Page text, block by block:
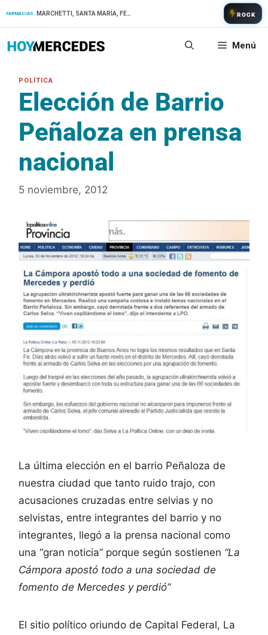
FARMACIAS: ROCK
Menú
Elección de Barrio
Peñaloza en prensa
nacional
5 noviembre, 2012
La última elección en el barrio Peñaloza de
nuestra ciudad que tanto ruido trajo, con
acusaciones cruzadas entre selvias y no
selvistas, entre integrantes del barrio y no
integrantes, llegó a la prensa nacional como
una “gran noticia” porque según sostienen “La
Cámpora apostó todo a una sociedad de
fomento de Mercedes y perdió”
El sitio político oriundo de Capital Federal, La